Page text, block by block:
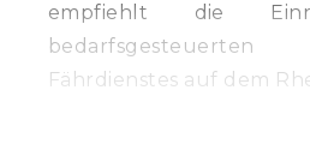
empfiehlt die
Fährdienstes auf dem